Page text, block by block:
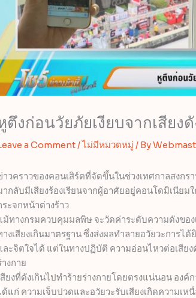
ตึงก่อนวัยภัยเงียบจากเสียงดั
a Comment /ไม่มีหมวดหมู่ / By
าวคราวของคอนเสิร์ตที่จัดขึ้นในช่วงเทศกาลสงก
ากลับมีเสียงร้องเรียนจากผู้อาศัยอยู่คอนโดมิเนียม
ระจกหน้าต่างร้าว
ม้ทางกรมควบคุมมลพิษ จะวัดค่าระดับความดังขอ
างเสียงเกินมาตรฐาน ซึ่งส่งผลทำลายอวัยวะการไ
ละจิตใจได้ แต่ในทางปฏิบัติ ความอ่อนไหวต่อเสีย
างกาย
สียงที่ดังเกินไปทำร้ายร่างกายโดยตรงแน่นอน อง
ด้แก่ ความเจ็บปวดและอวัยวะรับเสียงเกิดความเ